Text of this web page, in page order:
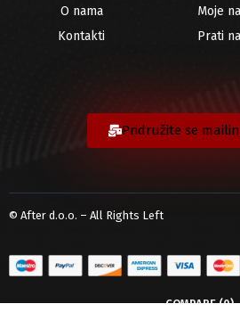
O nama
Kontakti
Moje
Prati
Pridružite se
© After d.o.o. – All Rights Left
COMPARE (0)